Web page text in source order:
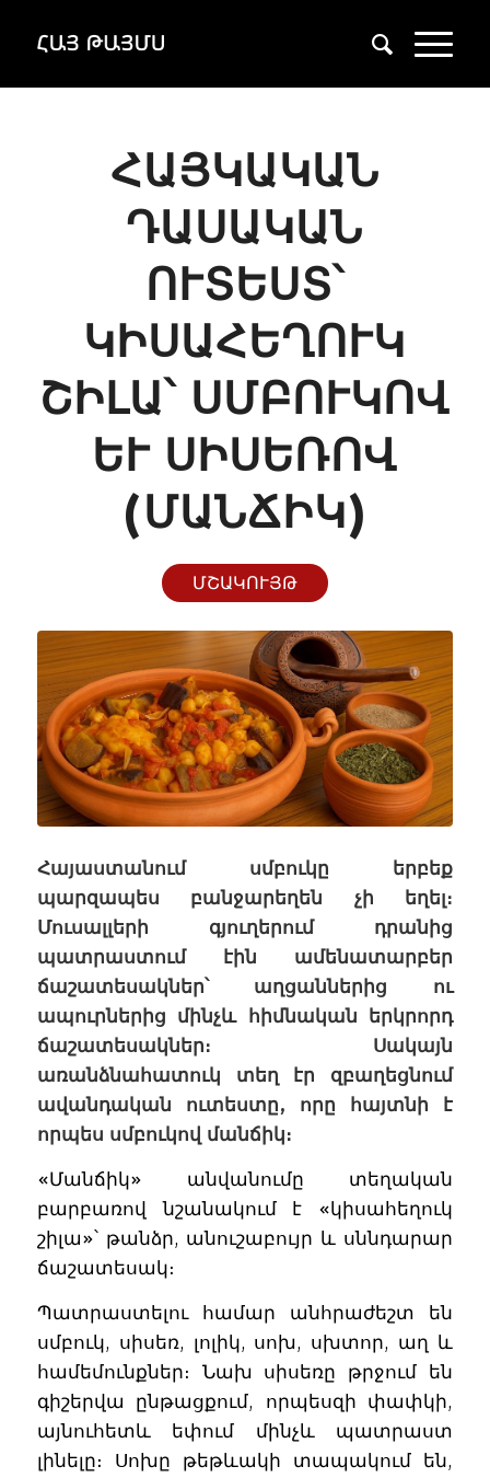
ՀԱՅԿԱԿԱՆ
ԴԱՍԱԿԱՆ
ՈՒՏԵՍՏ՝
ԿԻՍԱՀԵՂՈՒԿ
ՇԻԼԱ՝ ՍՄԲՈՒԿՈՎ
ԵՒ ՍԻՍԵՌՈՎ (
ՄԱՆՃԻԿ)
ՄՇԱԿՈՒՅԹ
Հայաստանում սմբուկը երբեք
պարզապես բանջարեղեն չի եղել։
Մուսալլերի գյուղերում դրանից
պատրաստում էին ամենատարբեր
ճաշատեսակներ՝ աղցաններից ու
ապուրներից մինչև հիմնական երկրորդ
ճաշատեսակներ։ Սակայն
առանձնահատուկ տեղ էր զբաղեցնում
ավանդական ուտեստը, որը հայտնի է
որպես սմբուկով մանճիկ։
«Մանճիկ» անվանումը տեղական
բարբառով նշանակում է «կիսահեղուկ
շիլա»՝ թանձր, անուշաբույր և սննդարար
ճաշատեսակ։
Պատրաստելու համար անհրաժեշտ են
սմբուկ, սիսեռ, լոլիկ, սոխ, սխտոր, աղ և
համեմունքներ։ Նախ սիսեռը թրջում են
գիշերվա ընթացքում, որպեսզի փափկի,
այնուհետև եփում մինչև պատրաստ
լինելը։ Սոխը թեթևակի տապակում են,